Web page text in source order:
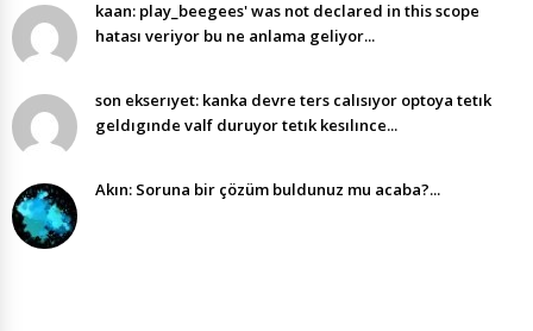
kaan: play_beegees' was not declared in this scope
hatası veriyor bu ne anlama geliyor...
son ekserıyet: kanka devre ters calısıyor optoya tetık
geldıgınde valf duruyor tetık kesılınce...
Akın: Soruna bir çözüm buldunuz mu acaba?...